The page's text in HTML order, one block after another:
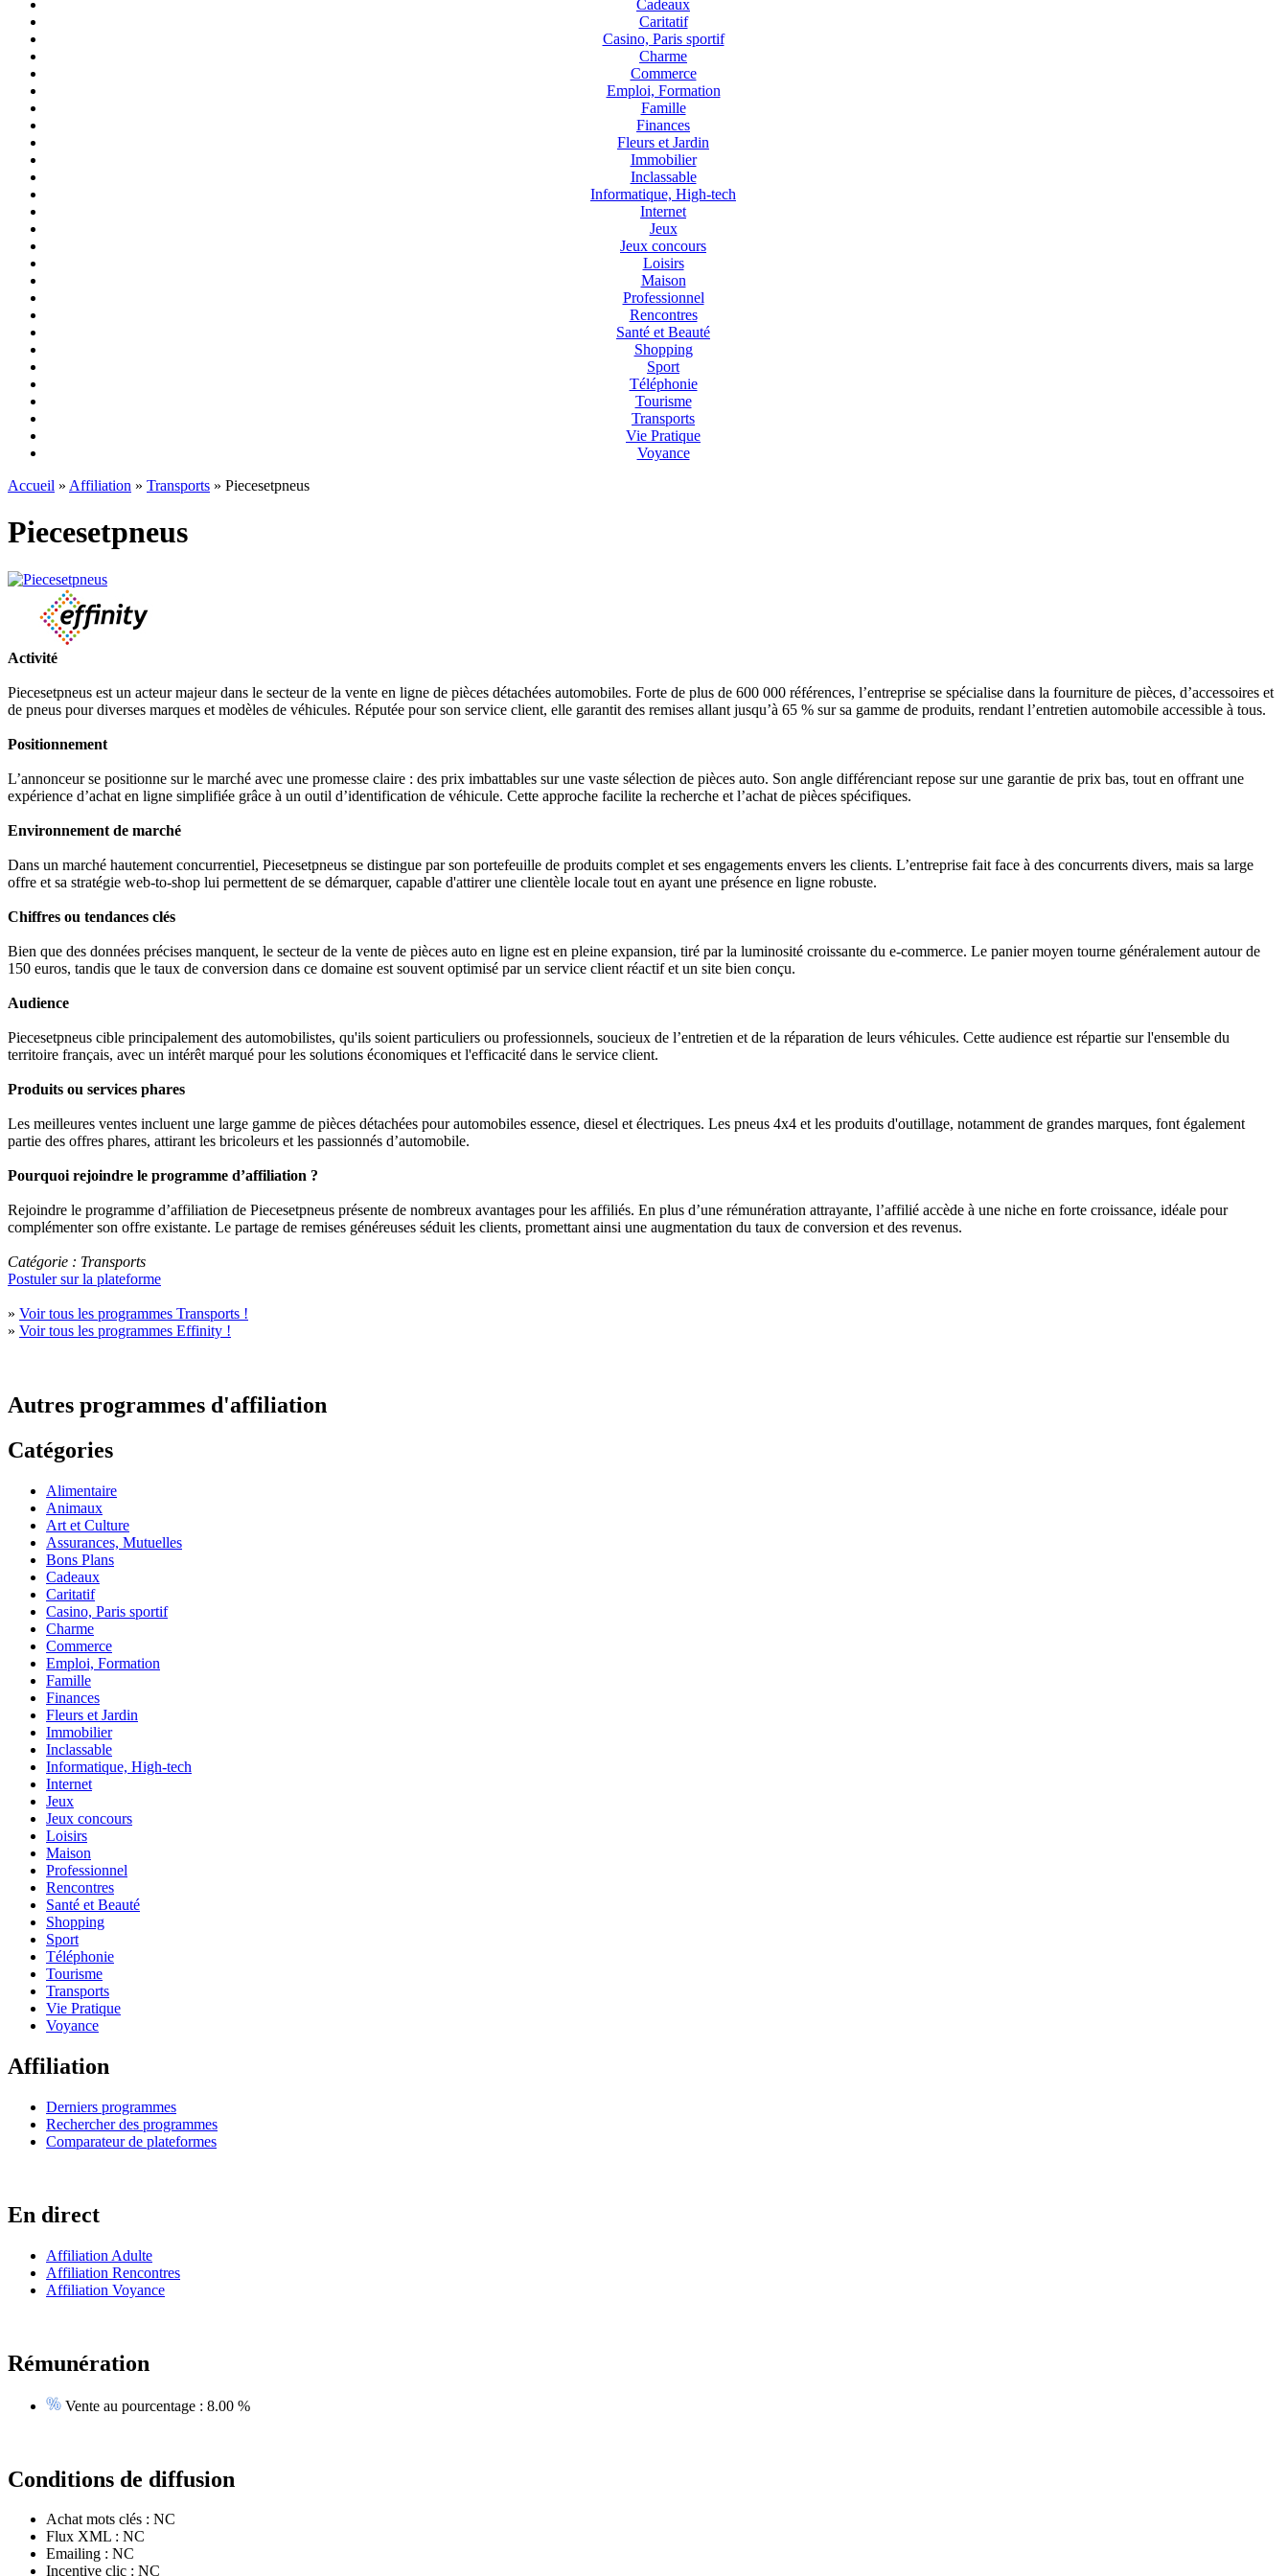
Cadeaux
Caritatif
Casino, Paris sportif
Charme
Commerce
Emploi, Formation
Famille
Finances
Fleurs et Jardin
Immobilier
Inclassable
Informatique, High-tech
Internet
Jeux
Jeux concours
Loisirs
Maison
Professionnel
Rencontres
Santé et Beauté
Shopping
Sport
Téléphonie
Tourisme
Transports
Vie Pratique
Voyance
Accueil » Affiliation » Transports » Piecesetpneus
Piecesetpneus
Activité
Piecesetpneus est un acteur majeur dans le secteur de la vente en ligne de pièces détachées automobiles. Forte de plus de 600 000 références, l’entreprise se spécialise dans la fourniture de pièces, d’accessoires et
de pneus pour diverses marques et modèles de véhicules. Réputée pour son service client, elle garantit des remises allant jusqu’à 65 % sur sa gamme de produits, rendant l’entretien automobile accessible à tous.
Positionnement
L’annonceur se positionne sur le marché avec une promesse claire : des prix imbattables sur une vaste sélection de pièces auto. Son angle différenciant repose sur une garantie de prix bas, tout en offrant une
expérience d’achat en ligne simplifiée grâce à un outil d’identification de véhicule. Cette approche facilite la recherche et l’achat de pièces spécifiques.
Environnement de marché
Dans un marché hautement concurrentiel, Piecesetpneus se distingue par son portefeuille de produits complet et ses engagements envers les clients. L’entreprise fait face à des concurrents divers, mais sa large
offre et sa stratégie web-to-shop lui permettent de se démarquer, capable d'attirer une clientèle locale tout en ayant une présence en ligne robuste.
Chiffres ou tendances clés
Bien que des données précises manquent, le secteur de la vente de pièces auto en ligne est en pleine expansion, tiré par la luminosité croissante du e-commerce. Le panier moyen tourne généralement autour de
150 euros, tandis que le taux de conversion dans ce domaine est souvent optimisé par un service client réactif et un site bien conçu.
Audience
Piecesetpneus cible principalement des automobilistes, qu'ils soient particuliers ou professionnels, soucieux de l’entretien et de la réparation de leurs véhicules. Cette audience est répartie sur l'ensemble du
territoire français, avec un intérêt marqué pour les solutions économiques et l'efficacité dans le service client.
Produits ou services phares
Les meilleures ventes incluent une large gamme de pièces détachées pour automobiles essence, diesel et électriques. Les pneus 4x4 et les produits d'outillage, notamment de grandes marques, font également
partie des offres phares, attirant les bricoleurs et les passionnés d’automobile.
Pourquoi rejoindre le programme d’affiliation ?
Rejoindre le programme d’affiliation de Piecesetpneus présente de nombreux avantages pour les affiliés. En plus d’une rémunération attrayante, l’affilié accède à une niche en forte croissance, idéale pour
complémenter son offre existante. Le partage de remises généreuses séduit les clients, promettant ainsi une augmentation du taux de conversion et des revenus.
Catégorie : Transports
Postuler sur la plateforme
» Voir tous les programmes Transports !
» Voir tous les programmes Effinity !
Autres programmes d'affiliation
Catégories
Alimentaire
Animaux
Art et Culture
Assurances, Mutuelles
Bons Plans
Cadeaux
Caritatif
Casino, Paris sportif
Charme
Commerce
Emploi, Formation
Famille
Finances
Fleurs et Jardin
Immobilier
Inclassable
Informatique, High-tech
Internet
Jeux
Jeux concours
Loisirs
Maison
Professionnel
Rencontres
Santé et Beauté
Shopping
Sport
Téléphonie
Tourisme
Transports
Vie Pratique
Voyance
Affiliation
Derniers programmes
Rechercher des programmes
Comparateur de plateformes
En direct
Affiliation Adulte
Affiliation Rencontres
Affiliation Voyance
Rémunération
Vente au pourcentage : 8.00 %
Conditions de diffusion
Achat mots clés : NC
Flux XML : NC
Emailing : NC
Incentive clic : NC